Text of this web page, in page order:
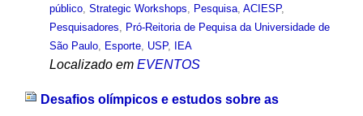
público, Strategic Workshops, Pesquisa, ACIESP,
Pesquisadores, Pró-Reitoria de Pequisa da Universidade de
São Paulo, Esporte, USP, IEA
Localizado em EVENTOS
Desafios olímpicos e estudos sobre as